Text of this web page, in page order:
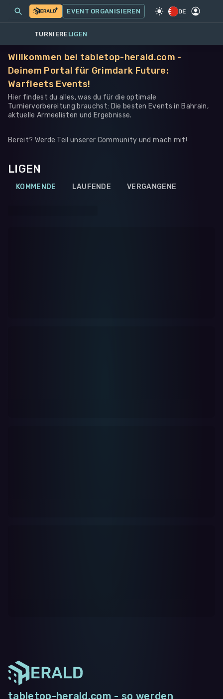
SPIEL·WARHAMMER 40K
MEINE EVENTS MEHR
EVENT ORGANISIEREN DE
TURNIERELIGEN
Willkommen bei tabletop-herald.com -
Deinem Portal für Grimdark Future:
Warfleets Events!
Hier findest du alles, was du für die optimale
Turniervorbereitung brauchst: Die besten Events in Bahrain,
aktuelle Armeelisten und Ergebnisse.
Bereit? Werde Teil unserer Community und mach mit!
LIGEN
KOMMENDE LAUFENDE VERGANGENE
tabletop-herald.com - so werden